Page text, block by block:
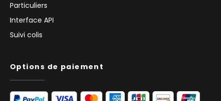
Particuliers
Interface API
Suivi colis
Options de paiement